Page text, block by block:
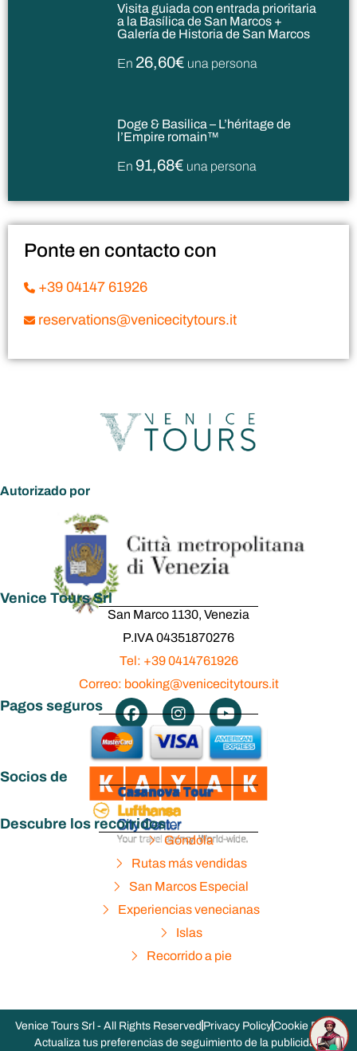
Visita guiada con entrada prioritaria
a la Basílica de San Marcos +
Galería de Historia de San Marcos
En 26,60€ una persona
Doge & Basilica – L’héritage de
l’Empire romain™
En 91,68€ una persona
Ponte en contacto con
+39 04147 61926
reservations@venicecitytours.it
Autorizado por
Venice Tours Srl
San Marco 1130, Venezia
P.IVA 04351870276
Tel: +39 0414761926
Correo: booking@venicecitytours.it
Pagos seguros
Socios de
Descubre los recorridos
Góndola
Rutas más vendidas
San Marcos Especial
Experiencias venecianas
Islas
Recorrido a pie
Venice Tours Srl - All Rights Reserved Privacy PolicyCookie Policy
Actualiza tus preferencias de seguimiento de la publicidad